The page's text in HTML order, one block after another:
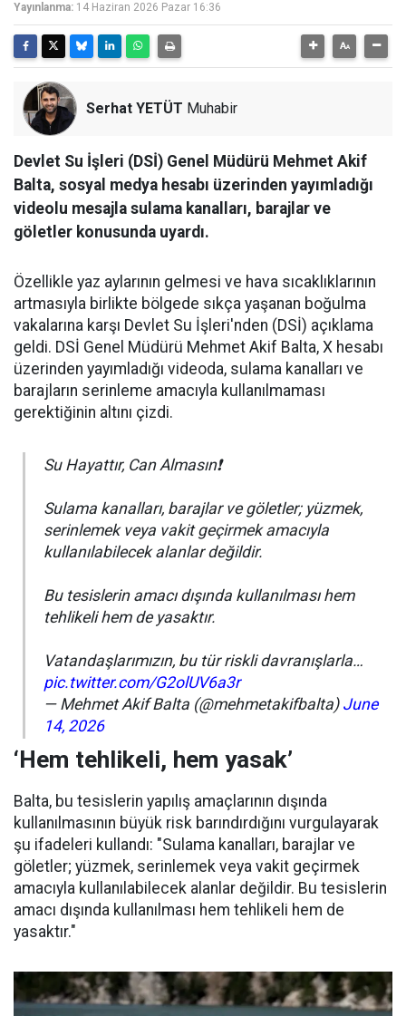
Yayınlanma: 14 Haziran 2026 Pazar 16:36
Serhat YETÜT Muhabir
Devlet Su İşleri (DSİ) Genel Müdürü Mehmet Akif
Balta, sosyal medya hesabı üzerinden yayımladığı
videolu mesajla sulama kanalları, barajlar ve
göletler konusunda uyardı.
Özellikle yaz aylarının gelmesi ve hava sıcaklıklarının
artmasıyla birlikte bölgede sıkça yaşanan boğulma
vakalarına karşı Devlet Su İşleri'nden (DSİ) açıklama
geldi. DSİ Genel Müdürü Mehmet Akif Balta, X hesabı
üzerinden yayımladığı videoda, sulama kanalları ve
barajların serinleme amacıyla kullanılmaması
gerektiğinin altını çizdi.
Su Hayattır, Can Almasın❗
Sulama kanalları, barajlar ve göletler; yüzmek,
serinlemek veya vakit geçirmek amacıyla
kullanılabilecek alanlar değildir.
Bu tesislerin amacı dışında kullanılması hem
tehlikeli hem de yasaktır.
Vatandaşlarımızın, bu tür riskli davranışlarla…
pic.twitter.com/G2olUV6a3r
— Mehmet Akif Balta (@mehmetakifbalta) June
14, 2026
‘Hem tehlikeli, hem yasak’
Balta, bu tesislerin yapılış amaçlarının dışında
kullanılmasının büyük risk barındırdığını vurgulayarak
şu ifadeleri kullandı: "Sulama kanalları, barajlar ve
göletler; yüzmek, serinlemek veya vakit geçirmek
amacıyla kullanılabilecek alanlar değildir. Bu tesislerin
amacı dışında kullanılması hem tehlikeli hem de
yasaktır."